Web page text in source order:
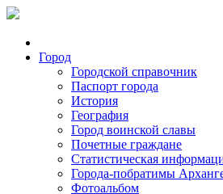
Город
Городской справочник
Паспорт города
История
География
Город воинской славы
Почетные граждане
Статистическая
Города-побратимы
Фотоальбом